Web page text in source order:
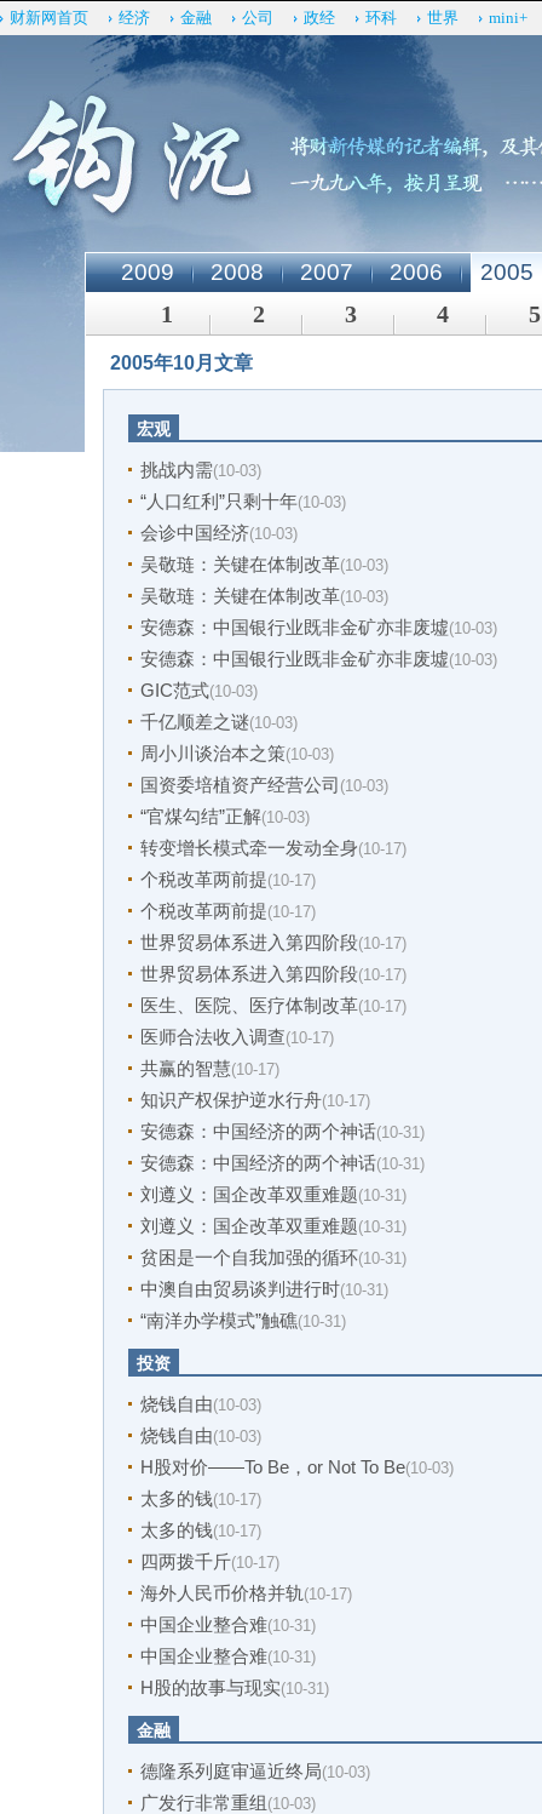
财新网首页 经济 金融 公司 政经 环科 世界 mini+
2009 2008 2007 2006 2005
1 2 3 4 5
2005年10月文章
宏观
挑战内需(10-03)
“人口红利”只剩十年(10-03)
会诊中国经济(10-03)
吴敬琏：关键在体制改革(10-03)
吴敬琏：关键在体制改革(10-03)
安德森：中国银行业既非金矿亦非废墟(10-03)
安德森：中国银行业既非金矿亦非废墟(10-03)
GIC范式(10-03)
千亿顺差之谜(10-03)
周小川谈治本之策(10-03)
国资委培植资产经营公司 (10-03)
“官煤勾结”正解(10-03)
转变增长模式牵一发动全身(10-17)
个税改革两前提(10-17)
个税改革两前提(10-17)
世界贸易体系进入第四阶段(10-17)
世界贸易体系进入第四阶段(10-17)
医生、医院、医疗体制改革(10-17)
医师合法收入调查(10-17)
共赢的智慧(10-17)
知识产权保护逆水行舟(10-17)
安德森：中国经济的两个神话(10-31)
安德森：中国经济的两个神话(10-31)
刘遵义：国企改革双重难题(10-31)
刘遵义：国企改革双重难题(10-31)
贫困是一个自我加强的循环(10-31)
中澳自由贸易谈判进行时(10-31)
“南洋办学模式”触礁(10-31)
投资
烧钱自由(10-03)
烧钱自由(10-03)
H股对价——To Be，or Not To Be(10-03)
太多的钱(10-17)
太多的钱(10-17)
四两拨千斤(10-17)
海外人民币价格并轨 (10-17)
中国企业整合难(10-31)
中国企业整合难(10-31)
H股的故事与现实(10-31)
金融
德隆系列庭审逼近终局(10-03)
广发行非常重组 (10-03)